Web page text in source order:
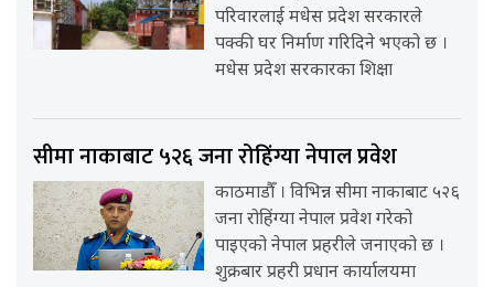
परिवारलाई मधेस प्रदेश सरकारले
पक्की घर निर्माण गरिदिने भएको छ ।
मधेस प्रदेश सरकारका शिक्षा
सीमा नाकाबाट ५२६ जना रोहिंग्या नेपाल प्रवेश
काठमाडौँ । विभिन्न सीमा नाकाबाट ५२६
जना रोहिंग्या नेपाल प्रवेश गरेको
पाइएको नेपाल प्रहरीले जनाएको छ ।
शुक्रबार प्रहरी प्रधान कार्यालयमा